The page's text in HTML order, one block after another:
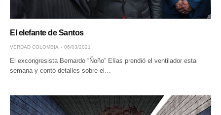
El elefante de Santos
VERDAD COLOMBIA 06/03/2021
El excongresista Bernardo “Ñoño” Elías prendió el ventilador esta
semana y contó detalles sobre el…